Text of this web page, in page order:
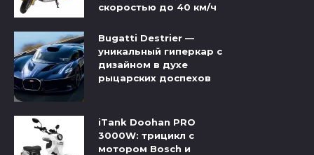
скоростью до 40 км/ч
Bugatti Destrier —
уникальный гиперкар с
дизайном в духе
рыцарских доспехов
iTank Doohan PRO
3000W: трицикл с
мотором Bosch и